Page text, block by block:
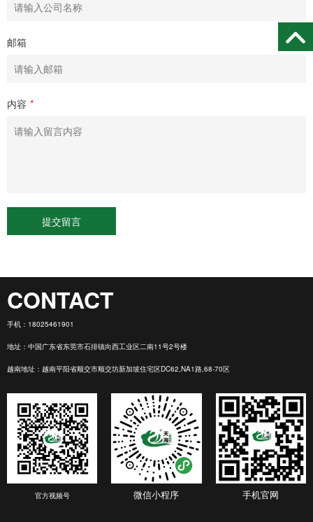
邮箱
内容 *
CONTACT
手机： 18025461901
地址：中国广东省东莞市石排镇向西工业区二南11号2号楼
越南地址：越南平阳省顺交市顺交坊新加坡住宅区DC62,NA1路,68-70区
官方视频号 微信小程序 手机官网